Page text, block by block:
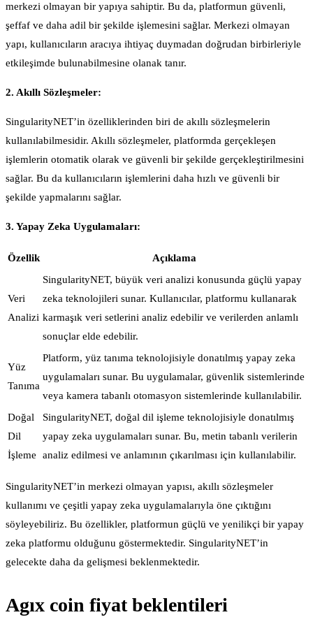
merkezi olmayan bir yapıya sahiptir. Bu da, platformun güvenli,
şeffaf ve daha adil bir şekilde işlemesini sağlar. Merkezi olmayan
yapı, kullanıcıların aracıya ihtiyaç duymadan doğrudan birbirleriyle
etkileşimde bulunabilmesine olanak tanır.
2. Akıllı Sözleşmeler:
SingularityNET’in özelliklerinden biri de akıllı sözleşmelerin
kullanılabilmesidir. Akıllı sözleşmeler, platformda gerçekleşen
işlemlerin otomatik olarak ve güvenli bir şekilde gerçekleştirilmesini
sağlar. Bu da kullanıcıların işlemlerini daha hızlı ve güvenli bir
şekilde yapmalarını sağlar.
3. Yapay Zeka Uygulamaları:
Özellik Açıklama
Veri
Analizi
SingularityNET, büyük veri analizi konusunda güçlü yapay
zeka teknolojileri sunar. Kullanıcılar, platformu kullanarak
karmaşık veri setlerini analiz edebilir ve verilerden anlamlı
sonuçlar elde edebilir.
Yüz
Tanıma
Platform, yüz tanıma teknolojisiyle donatılmış yapay zeka
uygulamaları sunar. Bu uygulamalar, güvenlik sistemlerinde
veya kamera tabanlı otomasyon sistemlerinde kullanılabilir.
Doğal
Dil
İşleme
SingularityNET, doğal dil işleme teknolojisiyle donatılmış
yapay zeka uygulamaları sunar. Bu, metin tabanlı verilerin
analiz edilmesi ve anlamının çıkarılması için kullanılabilir.
SingularityNET’in merkezi olmayan yapısı, akıllı sözleşmeler
kullanımı ve çeşitli yapay zeka uygulamalarıyla öne çıktığını
söyleyebiliriz. Bu özellikler, platformun güçlü ve yenilikçi bir yapay
zeka platformu olduğunu göstermektedir. SingularityNET’in
gelecekte daha da gelişmesi beklenmektedir.
Agıx coin fiyat beklentileri